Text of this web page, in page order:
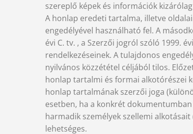
szereplő képek és információk
A honlap eredeti tartalma, illetve
engedélyével használható fel. A
évi C. tv. , a Szerzői jogról szóló 1999.
rendelkezéseinek. A tulajdonos
nyilvános közzététel céljából tilos.
honlap tartalmi és formai alkotórészei
honlap tartalmának szerzői joga
esetben, ha a konkrét
harmadik személyek szellemi
lehetséges.